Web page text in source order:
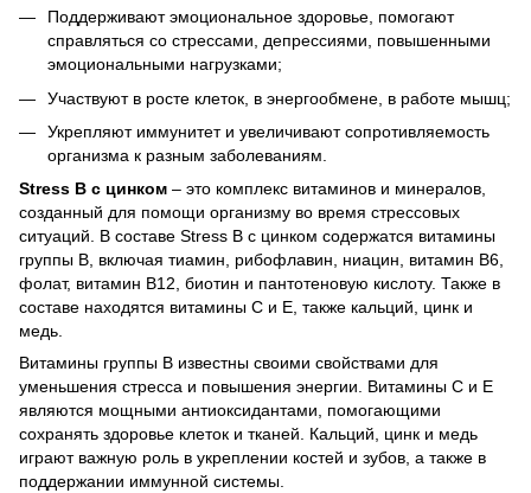
Поддерживают эмоциональное здоровье, помогают
справляться со стрессами, депрессиями, повышенными
эмоциональными нагрузками;
Участвуют в росте клеток, в энергообмене, в работе мышц;
Укрепляют иммунитет и увеличивают сопротивляемость
организма к разным заболеваниям.
Stress B с цинком – это комплекс витаминов и минералов,
созданный для помощи организму во время стрессовых
ситуаций. В составе Stress B с цинком содержатся витамины
группы B, включая тиамин, рибофлавин, ниацин, витамин В6,
фолат, витамин В12, биотин и пантотеновую кислоту. Также в
составе находятся витамины С и Е, также кальций, цинк и
медь.
Витамины группы B известны своими свойствами для
уменьшения стресса и повышения энергии. Витамины С и Е
являются мощными антиоксидантами, помогающими
сохранять здоровье клеток и тканей. Кальций, цинк и медь
играют важную роль в укреплении костей и зубов, а также в
поддержании иммунной системы.